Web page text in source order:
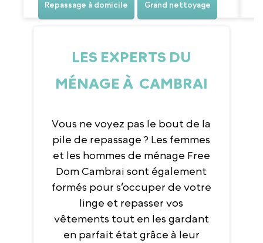
Repassage à domicile Grand nettoyage
LES EXPERTS DU
MÉNAGE À CAMBRAI
Vous ne voyez pas le bout de la
pile de repassage ? Les femmes
et les hommes de ménage Free
Dom Cambrai sont également
formés pour s’occuper de votre
linge et repasser vos
vêtements tout en les gardant
en parfait état grâce à leur